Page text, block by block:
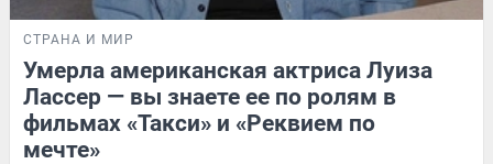
СТРАНА И МИР
Умерла американская актриса Луиза
Лассер — вы знаете ее по ролям в
фильмах «Такси» и «Реквием по
мечте»